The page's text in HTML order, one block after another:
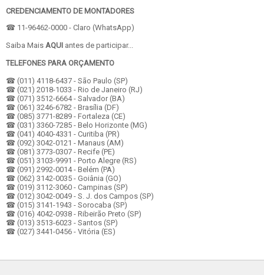
CREDENCIAMENTO DE MONTADORES
☎ 11-96462-0000 - Claro (WhatsApp)
Saiba Mais AQUI antes de participar...
TELEFONES PARA ORÇAMENTO
☎ (011) 4118-6437 - São Paulo (SP)
☎ (021) 2018-1033 - Rio de Janeiro (RJ)
☎ (071) 3512-6664 - Salvador (BA)
☎ (061) 3246-6782 - Brasília (DF)
☎ (085) 3771-8289 - Fortaleza (CE)
☎ (031) 3360-7285 - Belo Horizonte (MG)
☎ (041) 4040-4331 - Curitiba (PR)
☎ (092) 3042-0121 - Manaus (AM)
☎ (081) 3773-0307 - Recife (PE)
☎ (051) 3103-9991 - Porto Alegre (RS)
☎ (091) 2992-0014 - Belém (PA)
☎ (062) 3142-0035 - Goiânia (GO)
☎ (019) 3112-3060 - Campinas (SP)
☎ (012) 3042-0049 - S. J. dos Campos (SP)
☎ (015) 3141-1943 - Sorocaba (SP)
☎ (016) 4042-0938 - Ribeirão Preto (SP)
☎ (013) 3513-6023 - Santos (SP)
☎ (027) 3441-0456 - Vitória (ES)